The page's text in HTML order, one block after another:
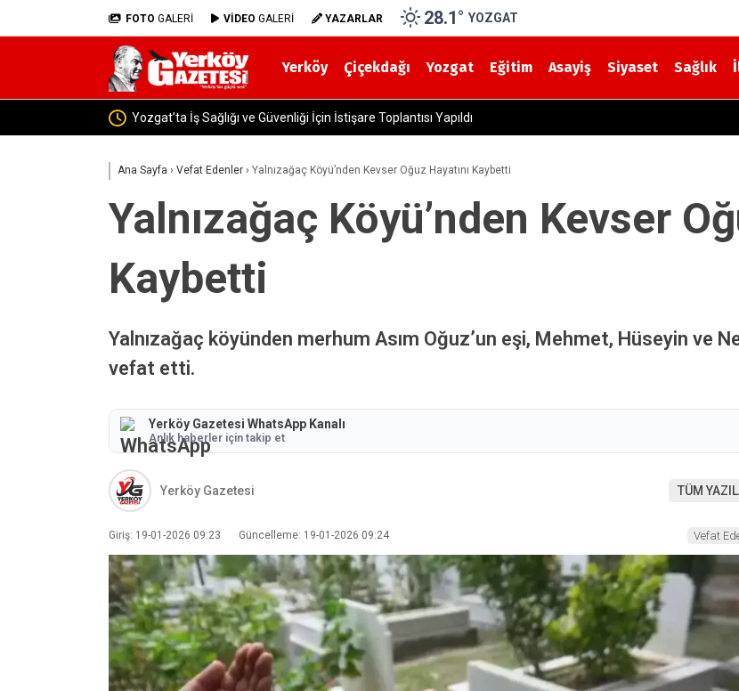
FOTO GALERİ VİDEO GALERİ YAZARLAR 28.1° YOZGAT
Yerköy Çiçekdağı Yozgat Eğitim Asayiş Siyaset Sağlık
Yozgat’ta Uyuşturucu Operasyonu: 46 Sentetik Hap Ele Geçirildi
Ana Sayfa › Vefat Edenler › Yalnızağaç Köyü’nden Kevser Oğuz Hayatını Kaybetti
Yalnızağaç Köyü’nden Kevser
Kaybetti
Yalnızağaç köyünden merhum Asım Oğuz’un eşi, Mehmet, Hüseyin ve
vefat etti.
Yerköy Gazetesi WhatsApp Kanalı
Anlık haberler için takip et
Yerköy Gazetesi TÜM
Giriş: 19-01-2026 09:23 Güncelleme: 19-01-2026 09:24 Vefat